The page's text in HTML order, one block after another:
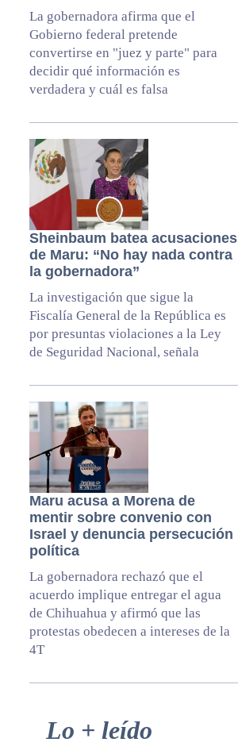
La gobernadora afirma que el
Gobierno federal pretende
convertirse en "juez y parte" para
decidir qué información es
verdadera y cuál es falsa
Sheinbaum batea acusaciones
de Maru: “No hay nada contra
la gobernadora”
La investigación que sigue la
Fiscalía General de la República es
por presuntas violaciones a la Ley
de Seguridad Nacional, señala
Maru acusa a Morena de
mentir sobre convenio con
Israel y denuncia persecución
política
La gobernadora rechazó que el
acuerdo implique entregar el agua
de Chihuahua y afirmó que las
protestas obedecen a intereses de la
4T
Primary
Lo + leído